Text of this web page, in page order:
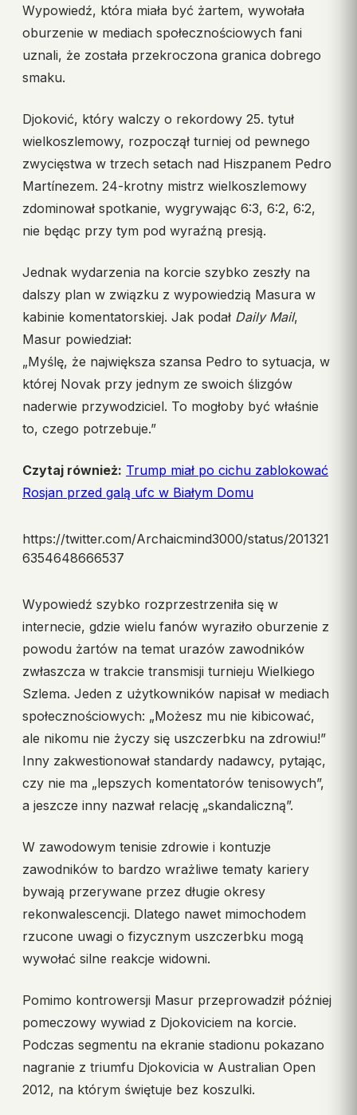
Wypowiedź, która miała być żartem, wywołała
oburzenie w mediach społecznościowych fani
uznali, że została przekroczona granica dobrego
smaku.
Djoković, który walczy o rekordowy 25. tytuł
wielkoszlemowy, rozpoczął turniej od pewnego
zwycięstwa w trzech setach nad Hiszpanem Pedro
Martínezem. 24-krotny mistrz wielkoszlemowy
zdominował spotkanie, wygrywając 6:3, 6:2, 6:2,
nie będąc przy tym pod wyraźną presją.
Jednak wydarzenia na korcie szybko zeszły na
dalszy plan w związku z wypowiedzią Masura w
kabinie komentatorskiej. Jak podał Daily Mail,
Masur powiedział:
„Myślę, że największa szansa Pedro to sytuacja, w
której Novak przy jednym ze swoich ślizgów
naderwie przywodziciel. To mogłoby być właśnie
to, czego potrzebuje.”
Czytaj również: Trump miał po cichu zablokować
Rosjan przed galą ufc w Białym Domu
https://twitter.com/Archaicmind3000/status/201321
6354648666537
Wypowiedź szybko rozprzestrzeniła się w
internecie, gdzie wielu fanów wyraziło oburzenie z
powodu żartów na temat urazów zawodników
zwłaszcza w trakcie transmisji turnieju Wielkiego
Szlema. Jeden z użytkowników napisał w mediach
społecznościowych: „Możesz mu nie kibicować,
ale nikomu nie życzy się uszczerbku na zdrowiu!”
Inny zakwestionował standardy nadawcy, pytając,
czy nie ma „lepszych komentatorów tenisowych”,
a jeszcze inny nazwał relację „skandaliczną”.
W zawodowym tenisie zdrowie i kontuzje
zawodników to bardzo wrażliwe tematy kariery
bywają przerywane przez długie okresy
rekonwalescencji. Dlatego nawet mimochodem
rzucone uwagi o fizycznym uszczerbku mogą
wywołać silne reakcje widowni.
Pomimo kontrowersji Masur przeprowadził później
pomeczowy wywiad z Djokoviciem na korcie.
Podczas segmentu na ekranie stadionu pokazano
nagranie z triumfu Djokovicia w Australian Open
2012, na którym świętuje bez koszulki.